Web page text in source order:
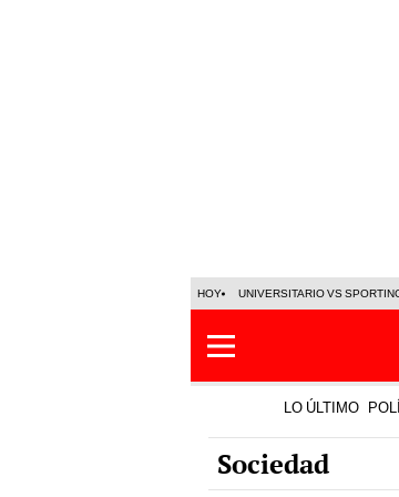
HOY UNIVERSITARIO VS
LO ÚLTIMO
Sociedad